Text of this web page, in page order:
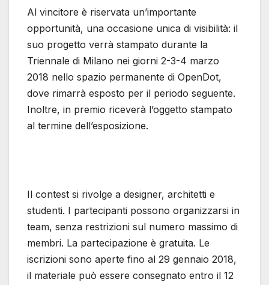
Al vincitore è riservata un’importante
opportunità, una occasione unica di visibilità: il
suo progetto verrà stampato durante la
Triennale di Milano nei giorni 2-3-4 marzo
2018 nello spazio permanente di OpenDot,
dove rimarrà esposto per il periodo seguente.
Inoltre, in premio riceverà l’oggetto stampato
al termine dell’esposizione.
Il contest si rivolge a designer, architetti e
studenti. I partecipanti possono organizzarsi in
team, senza restrizioni sul numero massimo di
membri. La partecipazione è gratuita. Le
iscrizioni sono aperte fino al 29 gennaio 2018,
il materiale può essere consegnato entro il 12